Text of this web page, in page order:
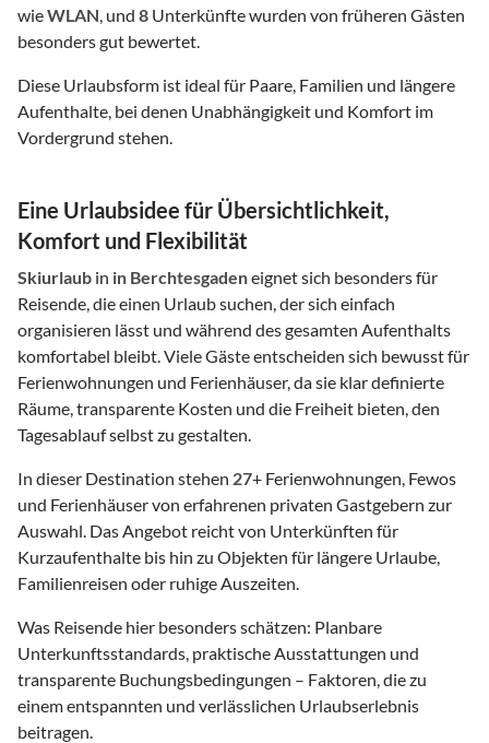
wieWLAN , und 8 Unterkünfte wurden von früheren Gästen
besonders gut bewertet.
Diese Urlaubsform ist ideal für Paare, Familien und längere
Aufenthalte, bei denen Unabhängigkeit und Komfort im
Vordergrund stehen.
Eine Urlaubsidee für Übersichtlichkeit,
Komfort und Flexibilität
Skiurlaub in in Berchtesgadeneignet sich besonders für
Reisende, die einen Urlaub suchen, der sich einfach
organisieren lässt und während des gesamten Aufenthalts
komfortabel bleibt. Viele Gäste entscheiden sich bewusst für
Ferienwohnungen und Ferienhäuser, da sie klar definierte
Räume, transparente Kosten und die Freiheit bieten, den
Tagesablauf selbst zu gestalten.
In dieser Destination stehen 27+ Ferienwohnungen, Fewos
und Ferienhäuser von erfahrenen privaten Gastgebern zur
Auswahl. Das Angebot reicht von Unterkünften für
Kurzaufenthalte bis hin zu Objekten für längere Urlaube,
Familienreisen oder ruhige Auszeiten.
Was Reisende hier besonders schätzen: Planbare
Unterkunftsstandards, praktische Ausstattungen und
transparente Buchungsbedingungen – Faktoren, die zu
einem entspannten und verlässlichen Urlaubserlebnis
beitragen.